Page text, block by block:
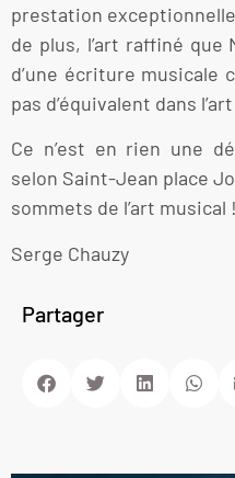
prestation
de plus, l’art raffiné que
d’une écriture musicale
pas d’équivalent dans
Ce n’est en rien une
selon Saint-Jean place
sommets de l’art musical !
Serge Chauzy
Partager